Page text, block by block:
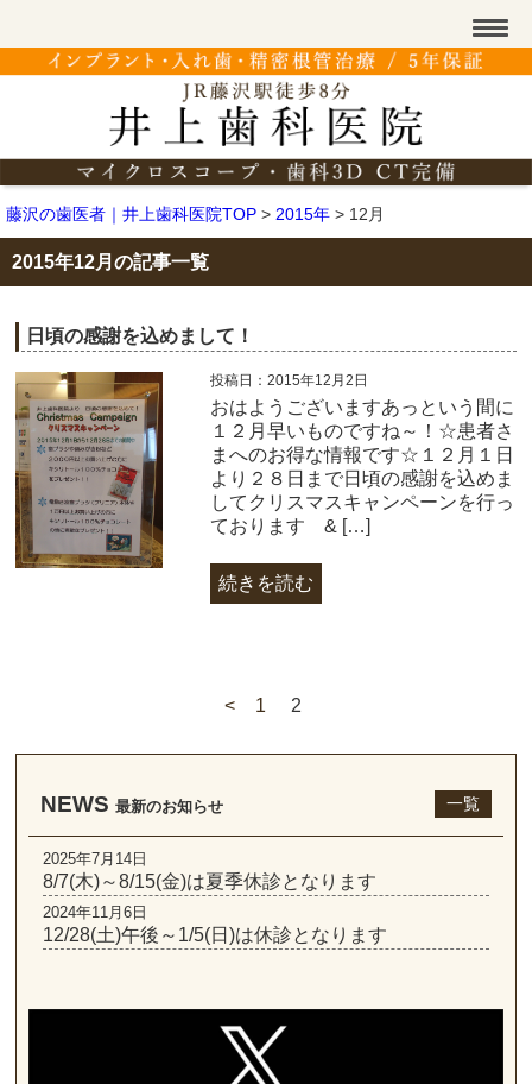
藤沢の歯医者｜井上歯科医院TOP > 2015年 > 12月
2015年12月の記事一覧
日頃の感謝を込めまして！
投稿日：2015年12月2日
おはようございますあっという間に
１２月早いものですね～！☆患者さ
まへのお得な情報です☆１２月１日
より２８日まで日頃の感謝を込めま
してクリスマスキャンペーンを行っ
ております & […]
続きを読む
< 1 2
NEWS 最新のお知らせ 一覧
2025年7月14日
8/7(木)～8/15(金)は夏季休診となります
2024年11月6日
12/28(土)午後～1/5(日)は休診となります